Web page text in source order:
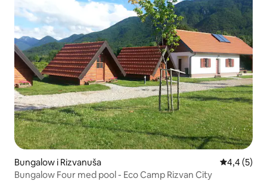
Bungalow i Rizvanuša 4,4 av 5 i
4,4 (5)
Bungalow Four med pool - Eco Camp Rizvan City